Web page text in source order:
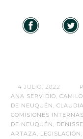
4 JULIO, 2022
ANA SERVIDIO,
DE NEUQUÉN ,
COMISIONES INTERNAS
DE NEUQUÉN ,
ARTAZA, LEGISLACIÓN ,